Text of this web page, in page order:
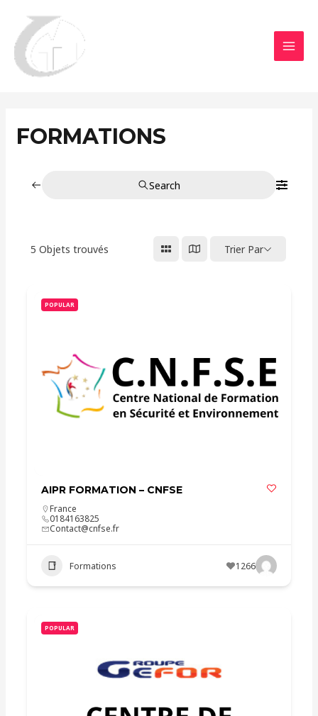
contenu
FORMATIONS
Search
5 Objets trouvés Trier Par
POPULAR
AIPR FORMATION – CNFSE
France
0184163825
Contact@cnfse.fr
Formations 1266
POPULAR